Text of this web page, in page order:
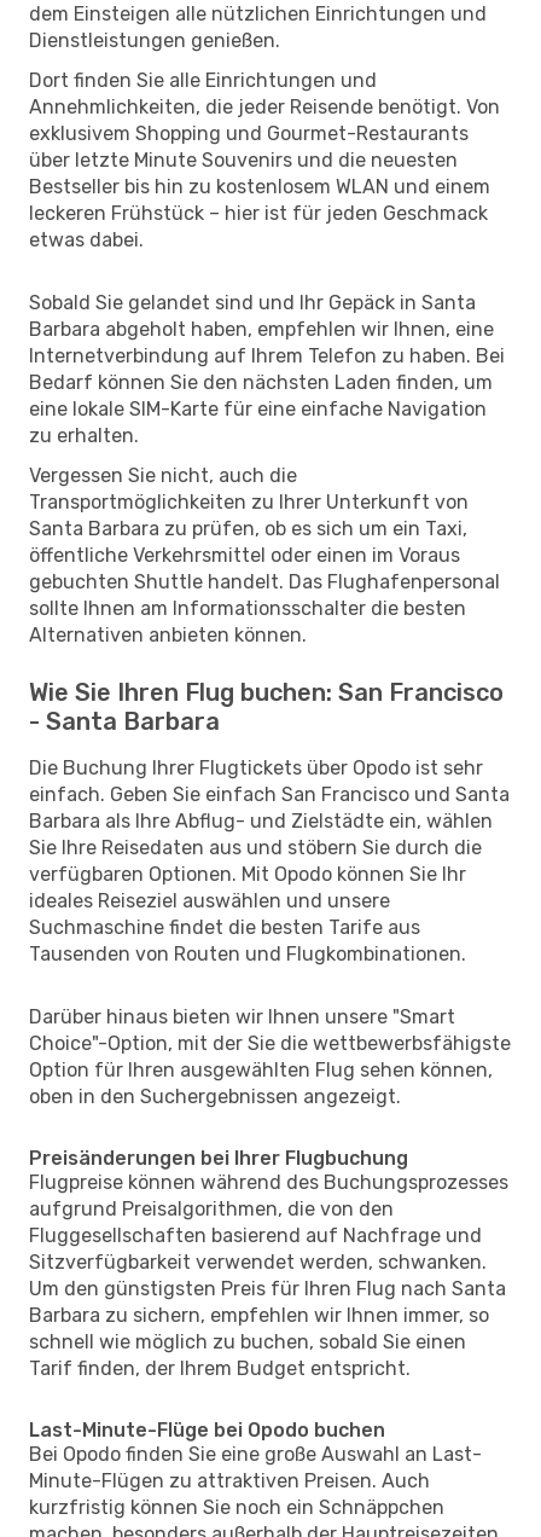
dem Einsteigen alle nützlichen Einrichtungen und
Dienstleistungen genießen.
Dort finden Sie alle Einrichtungen und
Annehmlichkeiten, die jeder Reisende benötigt. Von
exklusivem Shopping und Gourmet-Restaurants
über letzte Minute Souvenirs und die neuesten
Bestseller bis hin zu kostenlosem WLAN und einem
leckeren Frühstück – hier ist für jeden Geschmack
etwas dabei.
Sobald Sie gelandet sind und Ihr Gepäck in Santa
Barbara abgeholt haben, empfehlen wir Ihnen, eine
Internetverbindung auf Ihrem Telefon zu haben. Bei
Bedarf können Sie den nächsten Laden finden, um
eine lokale SIM-Karte für eine einfache Navigation
zu erhalten.
Vergessen Sie nicht, auch die
Transportmöglichkeiten zu Ihrer Unterkunft von
Santa Barbara zu prüfen, ob es sich um ein Taxi,
öffentliche Verkehrsmittel oder einen im Voraus
gebuchten Shuttle handelt. Das Flughafenpersonal
sollte Ihnen am Informationsschalter die besten
Alternativen anbieten können.
Wie Sie Ihren Flug buchen: San Francisco
- Santa Barbara
Die Buchung Ihrer Flugtickets über Opodo ist sehr
einfach. Geben Sie einfach San Francisco und Santa
Barbara als Ihre Abflug- und Zielstädte ein, wählen
Sie Ihre Reisedaten aus und stöbern Sie durch die
verfügbaren Optionen. Mit Opodo können Sie Ihr
ideales Reiseziel auswählen und unsere
Suchmaschine findet die besten Tarife aus
Tausenden von Routen und Flugkombinationen.
Darüber hinaus bieten wir Ihnen unsere "Smart
Choice"-Option, mit der Sie die wettbewerbsfähigste
Option für Ihren ausgewählten Flug sehen können,
oben in den Suchergebnissen angezeigt.
Preisänderungen bei Ihrer Flugbuchung
Flugpreise können während des Buchungsprozesses
aufgrund Preisalgorithmen, die von den
Fluggesellschaften basierend auf Nachfrage und
Sitzverfügbarkeit verwendet werden, schwanken.
Um den günstigsten Preis für Ihren Flug nach Santa
Barbara zu sichern, empfehlen wir Ihnen immer, so
schnell wie möglich zu buchen, sobald Sie einen
Tarif finden, der Ihrem Budget entspricht.
Last-Minute-Flüge bei Opodo buchen
Bei Opodo finden Sie eine große Auswahl an Last-
Minute-Flügen zu attraktiven Preisen. Auch
kurzfristig können Sie noch ein Schnäppchen